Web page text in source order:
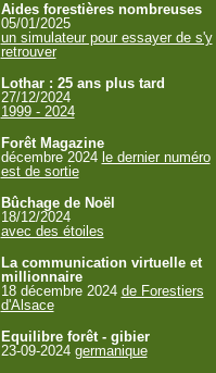
Aides forestières nombreuses
05/01/2025
un simulateur pour essayer de s'y
retrouver
Lothar : 25 ans plus tard
27/12/2024
1999 - 2024
Forêt Magazine
décembre 2024 le dernier numéro
est de sortie
Bûchage de Noël
18/12/2024
avec des étoiles
La communication virtuelle et
millionnaire
18 décembre 2024 de Forestiers
d'Alsace
Equilibre forêt - gibier
23-09-2024 germanique